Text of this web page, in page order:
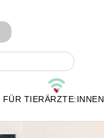
FÜR TIERÄRZTE:INNEN